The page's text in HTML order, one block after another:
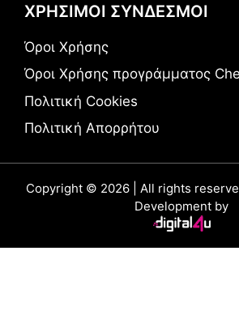
ΧΡΗΣΙΜΟΙ ΣΥΝΔΕΣΜΟΙ
Όροι Χρήσης
Όροι Χρήσης προγράμματος
Πολιτική Cookies
Πολιτική Απορρήτου
Copyright © 2026 | All rights
Development by